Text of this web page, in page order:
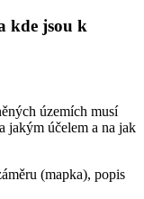
kde jsou k
územích musí
jakým účelem a na jak
(mapka), popis